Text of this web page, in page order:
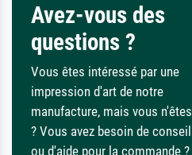
Avez-vous des
questions ?
Vous êtes intéressé par une
impression d'art de notre
manufacture, mais vous
? Vous avez besoin de
ou d'aide pour la commande ?